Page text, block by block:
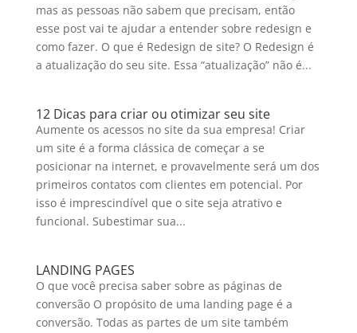
mas as pessoas não sabem que precisam, então
esse post vai te ajudar a entender sobre redesign e
como fazer. O que é Redesign de site? O Redesign é
a atualização do seu site. Essa “atualização” não é...
12 Dicas para criar ou otimizar seu site
Aumente os acessos no site da sua empresa! Criar
um site é a forma clássica de começar a se
posicionar na internet, e provavelmente será um dos
primeiros contatos com clientes em potencial. Por
isso é imprescindível que o site seja atrativo e
funcional. Subestimar sua...
LANDING PAGES
O que você precisa saber sobre as páginas de
conversão O propósito de uma landing page é a
conversão. Todas as partes de um site também